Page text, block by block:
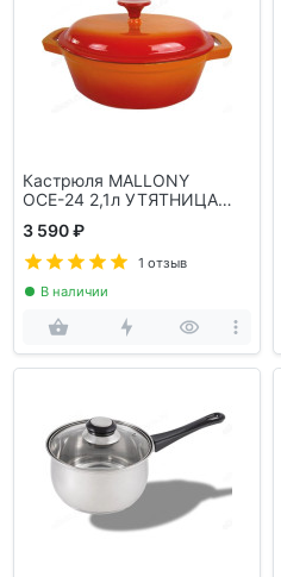
Кастрюля MALLONY
ОСЕ-24 2,1л УТЯТНИЦА
3 590 ₽
1 отзыв
В наличии